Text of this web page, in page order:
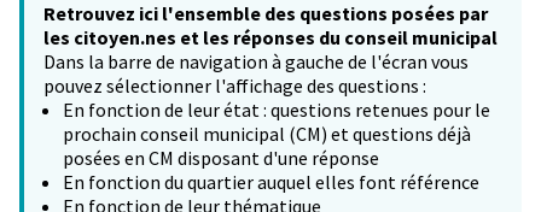
Retrouvez ici l'ensemble des questions posées par
les citoyen.nes et les réponses du conseil municipal
Dans la barre de navigation à gauche de l'écran vous
pouvez sélectionner l'affichage des questions :
En fonction de leur état : questions retenues pour le
prochain conseil municipal (CM) et questions déjà
posées en CM disposant d'une réponse
En fonction du quartier auquel elles font référence
En fonction de leur thématique